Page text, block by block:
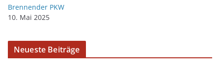
Brennender PKW
10. Mai 2025
Neueste Beiträge